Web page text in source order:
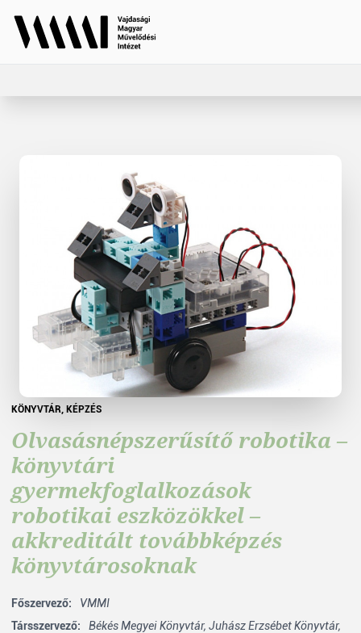
KÖNYVTÁR, KÉPZÉS
Olvasásnépszerűsítő robotika –
könyvtári
gyermekfoglalkozások
robotikai eszközökkel –
akkreditált továbbképzés
könyvtárosoknak
Főszervező:
VMMI
Társszervező:
Békés Megyei Könyvtár, Juhász Erzsébet Könyvtár,